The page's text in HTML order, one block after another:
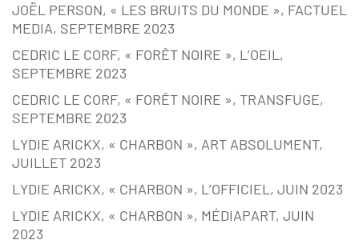
JOËL PERSON, « LES BRUITS DU MONDE », FACTUEL
MEDIA, SEPTEMBRE 2023
CEDRIC LE CORF, « FORÊT NOIRE », L’OEIL,
SEPTEMBRE 2023
CEDRIC LE CORF, « FORÊT NOIRE », TRANSFUGE,
SEPTEMBRE 2023
LYDIE ARICKX, « CHARBON », ART ABSOLUMENT,
JUILLET 2023
LYDIE ARICKX, « CHARBON », L’OFFICIEL, JUIN 2023
LYDIE ARICKX, « CHARBON », MÉDIAPART, JUIN
2023